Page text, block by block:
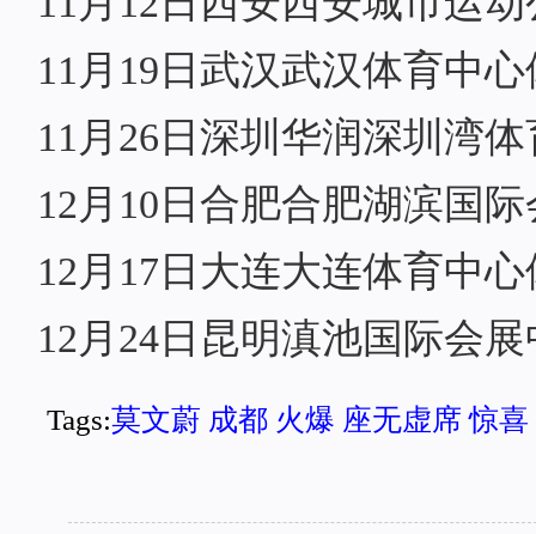
11月19日武汉武汉体育中
11月26日深圳华润深圳湾
12月10日合肥合肥湖滨国
12月17日大连大连体育中
12月24日昆明滇池国际会
Tags:莫文蔚 成都 火爆 座无虚席 惊喜